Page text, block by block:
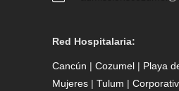
Red Hospitalaria:
Cancún | Cozumel | Playa
Mujeres | Tulum |